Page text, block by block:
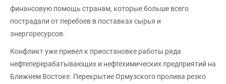
финансовую помощь странам, которые больше всего
пострадали от перебоев в поставках сырья и
энергоресурсов.
Конфликт уже привел к приостановке работы ряда
нефтеперерабатывающих и нефтехимических предприятий на
Ближнем Востоке. Перекрытие Ормузского пролива резко